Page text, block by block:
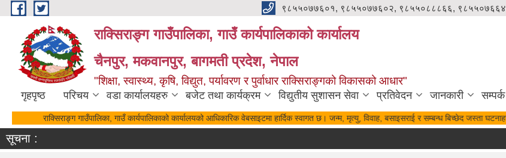
Skip to main content ९८५५०७७६०१, ९८५५०७७६०२, ९८५५०८८८६६,
राक्सिराङ्ग गाउँपालिका, गाउँ कार्यपालिकाको कार्यालय
चैनपुर, मकवानपुर, बागमती प्रदेश, नेपाल
"शिक्षा, स्वास्थ्य, कृषि, विद्युत, पर्यावरण र पुर्वाधार राक्सिराङ्गको विकासको आधार"
गृहपृष्ठ परिचय वडा कार्यालयहरु बजेट तथा कार्यक्रम विद्युतीय सुशासन सेवा प्रतिवेदन जानकारी सम्पर्क
राक्सिराङ्ग गाउँपालिका, गाउँ कार्यपालिकाको कार्यालयको आधिकारिक वेबसाइटमा हार्दिक स्वागत छ। जन्म, मृत्यु, विवाह, बसाइसराई र सम्बन्ध बिच्छेद जस्ता
सूचना :